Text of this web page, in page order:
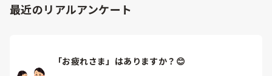
最近のリアルアンケート
「お疲れさま」はありますか？😊